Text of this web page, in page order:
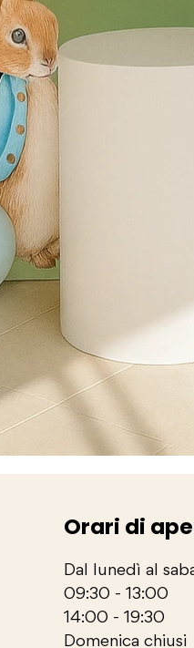
Orari di
Dal lunedì al
09:30 - 13:00
14:00 - 19:30
Domenica chiusi